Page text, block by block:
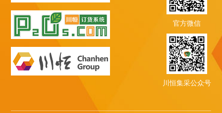
官方微信
川恒集采公众号